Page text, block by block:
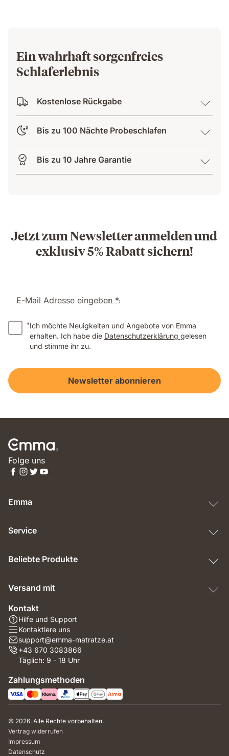
Ein wahrhaft sorgenfreies
Schlaferlebnis
Kostenlose Rückgabe
Bis zu 100 Nächte Probeschlafen
Bis zu 10 Jahre Garantie
Jetzt zum Newsletter anmelden und
exklusiv 5% Rabatt sichern!
E-Mail Adresse eingeben *
*Ich möchte Neuigkeiten und Angebote von Emma
erhalten. Ich habe die Datenschutzerklärung gelesen
und stimme ihr zu.
Newsletter abonnieren
Folge uns
Emma
Service
Beliebte Produkte
Versand mit
Kontakt
Hilfe und Support
Kontaktiere uns
support@emma-matratze.at
+43 670 3083866
Täglich: 9 - 18 Uhr
Zahlungsmethoden
© 2026. Alle Rechte vorbehalten.
Vertrag widerrufen
Impressum
Datenschutz